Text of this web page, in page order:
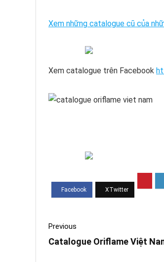
Xem những catalogue cũ của
Xem catalogue trên Facebook
Previous
Catalogue Oriflame Việt